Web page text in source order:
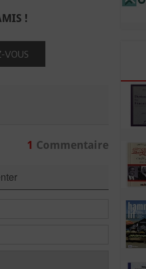
!
VOUS
1 Commentaire